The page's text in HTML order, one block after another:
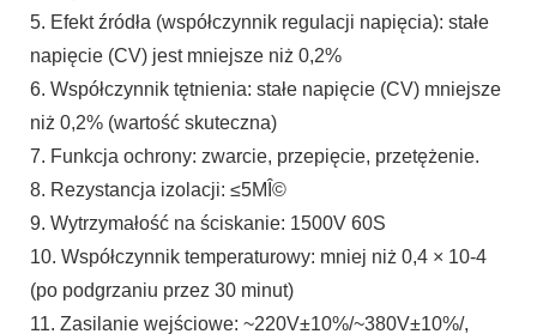
5. Efekt źródła (współczynnik regulacji napięcia): stałe
napięcie (CV) jest mniejsze niż 0,2%
6. Współczynnik tętnienia: stałe napięcie (CV) mniejsze
niż 0,2% (wartość skuteczna)
7. Funkcja ochrony: zwarcie, przepięcie, przetężenie.
8. Rezystancja izolacji: ≤5MÎ©
9. Wytrzymałość na ściskanie: 1500V 60S
10. Współczynnik temperaturowy: mniej niż 0,4 × 10-4
(po podgrzaniu przez 30 minut)
11. Zasilanie wejściowe: ~220V±10%/~380V±10%/,